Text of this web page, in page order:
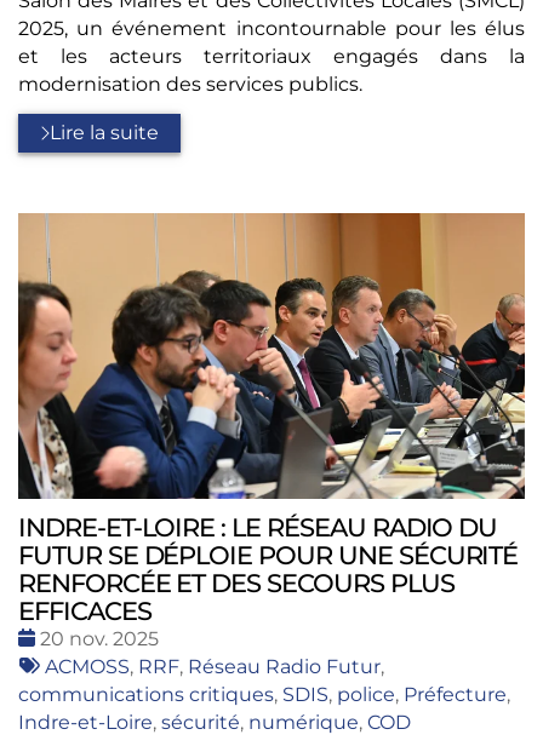
2025, un événement incontournable pour les élus
et les acteurs territoriaux engagés dans la
modernisation des services publics.
Lire la suite
INDRE-ET-LOIRE : LE RÉSEAU RADIO DU
FUTUR SE DÉPLOIE POUR UNE SÉCURITÉ
RENFORCÉE ET DES SECOURS PLUS
EFFICACES
Date
:
20 nov. 2025
Tags
:
ACMOSS, RRF, Réseau Radio Futur,
communications critiques, SDIS, police, Préfecture,
Indre-et-Loire, sécurité, numérique, COD